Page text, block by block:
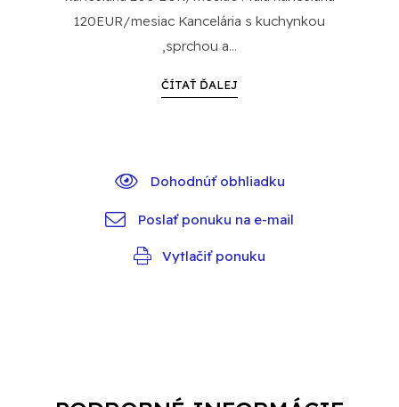
120EUR/mesiac Kancelária s kuchynkou
,sprchou a...
ČÍTAŤ ĎALEJ
Dohodnúť obhliadku
Poslať ponuku na e-mail
Vytlačiť ponuku